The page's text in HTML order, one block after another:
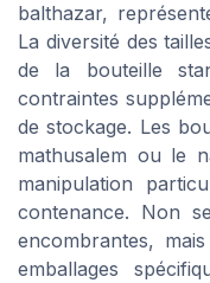
balthazar,
La diversité des
de la bouteille
contraintes
de stockage. Les
mathusalem ou le
manipulation
contenance. Non
encombrantes,
emballages